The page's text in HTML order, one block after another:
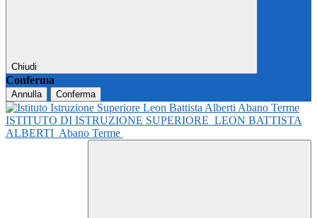
Chiudi
Conferma
Annulla Conferma
ISTITUTO DI ISTRUZIONE SUPERIORE LEON BATTISTA
ALBERTI Abano Terme